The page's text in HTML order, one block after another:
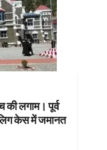
की लगाम। पूर्व
केस में जमानत